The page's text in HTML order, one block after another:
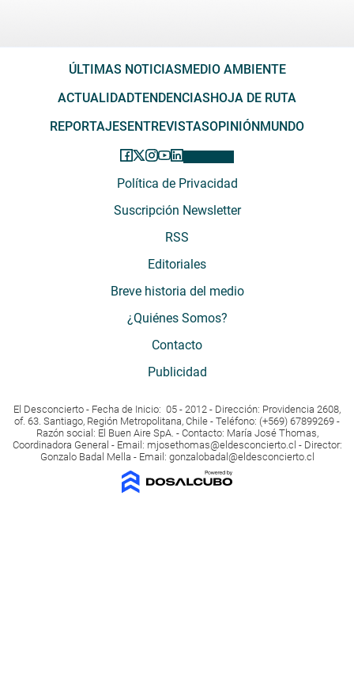
ÚLTIMAS NOTICIAS MEDIO AMBIENTE
ACTUALIDADTENDENCIAS HOJA DE RUTA
REPORTAJES ENTREVISTASOPINIÓN MUNDO
Política de Privacidad
Suscripción Newsletter
RSS
Editoriales
Breve historia del medio
¿Quiénes Somos?
Contacto
Publicidad
El Desconcierto - Fecha de Inicio: 05 - 2012 - Dirección: Providencia 2608,
of. 63. Santiago, Región Metropolitana, Chile - Teléfono: (+569) 67899269 -
Razón social: El Buen Aire SpA. - Contacto: María José Thomas,
Coordinadora General - Email: mjosethomas@eldesconcierto.cl - Director:
Gonzalo Badal Mella - Email: gonzalobadal@eldesconcierto.cl